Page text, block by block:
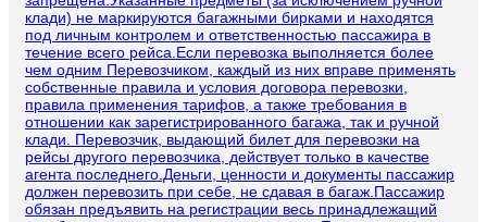
клади) не маркируются багажными бирками и находятся
под личным контролем и ответственностью пассажира в
течение всего рейса.Если перевозка выполняется более
чем одним Перевозчиком, каждый из них вправе применять
собственные правила и условия договора перевозки,
правила применения тарифов, а также требования в
отношении как зарегистрированного багажа, так и ручной
клади. Перевозчик, выдающий билет для перевозки на
рейсы другого перевозчика, действует только в качестве
агента последнего.Деньги, ценности и документы пассажир
должен перевозить при себе, не сдавая в багаж.Пассажир
обязан предъявить на регистрации весь принадлежащий